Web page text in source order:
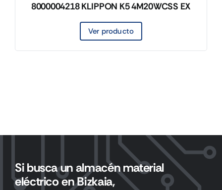
8000004218 KLIPPON K5 4M20WCSS EX
Ver producto
Si busca un almacén material
eléctrico en Bizkaia,